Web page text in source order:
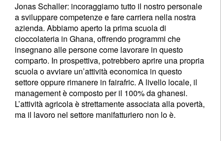
Jonas Schaller: incoraggiamo tutto il nostro personale
a sviluppare competenze e fare carriera nella nostra
azienda. Abbiamo aperto la prima scuola di
cioccolateria in Ghana, offrendo programmi che
insegnano alle persone come lavorare in questo
comparto. In prospettiva, potrebbero aprire una propria
scuola o avviare un’attività economica in questo
settore oppure rimanere in fairafric. A livello locale, il
management è composto per il 100% da ghanesi.
L’attività agricola è strettamente associata alla povertà,
ma il lavoro nel settore manifatturiero non lo è.